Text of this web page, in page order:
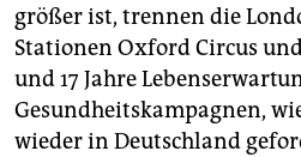
größer ist, trennen die
Stationen Oxford Circus
und 17 Jahre
Gesundheitskampagnen,
wieder in Deutschland